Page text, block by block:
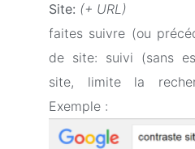
Site: (+ URL)
faites suivre (ou
de site: suivi (sans
site, limite la
Exemple :